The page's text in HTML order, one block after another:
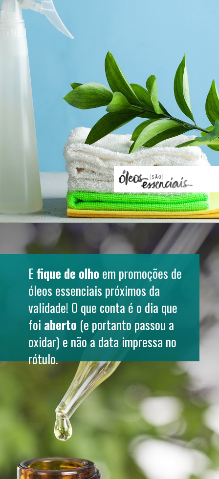
E fique de olho em promoções de
óleos essenciais próximos da
validade! O que conta é o dia que
foi aberto (e portanto passou a
oxidar) e não a data impressa no
rótulo.